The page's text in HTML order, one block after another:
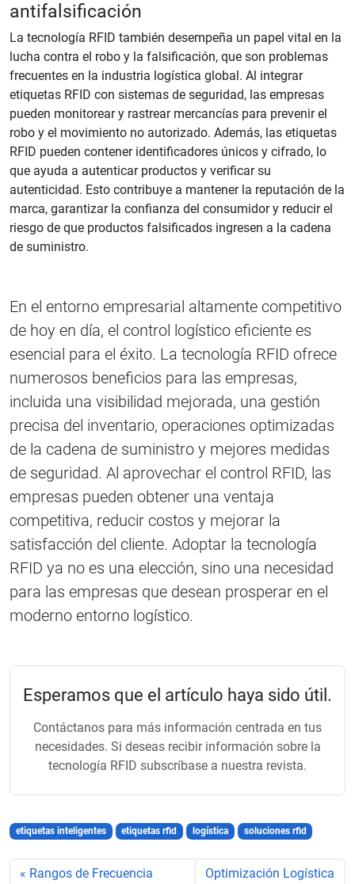
antifalsificación
La tecnología RFID también desempeña un papel vital en la
lucha contra el robo y la falsificación, que son problemas
frecuentes en la industria logística global. Al integrar
etiquetas RFID con sistemas de seguridad, las empresas
pueden monitorear y rastrear mercancías para prevenir el
robo y el movimiento no autorizado. Además, las etiquetas
RFID pueden contener identificadores únicos y cifrado, lo
que ayuda a autenticar productos y verificar su
autenticidad. Esto contribuye a mantener la reputación de la
marca, garantizar la confianza del consumidor y reducir el
riesgo de que productos falsificados ingresen a la cadena
de suministro.
En el entorno empresarial altamente competitivo
de hoy en día, el control logístico eficiente es
esencial para el éxito. La tecnología RFID ofrece
numerosos beneficios para las empresas,
incluida una visibilidad mejorada, una gestión
precisa del inventario, operaciones optimizadas
de la cadena de suministro y mejores medidas
de seguridad. Al aprovechar el control RFID, las
empresas pueden obtener una ventaja
competitiva, reducir costos y mejorar la
satisfacción del cliente. Adoptar la tecnología
RFID ya no es una elección, sino una necesidad
para las empresas que desean prosperar en el
moderno entorno logístico.
Esperamos que el artículo haya sido útil.
Contáctanos para más información centrada en tus
necesidades. Si deseas recibir información sobre la
tecnología RFID subscríbase a nuestra revista.
etiquetas inteligentes etiquetas rfid logística soluciones rfid
Rangos de Frecuencia
Optimización Logística